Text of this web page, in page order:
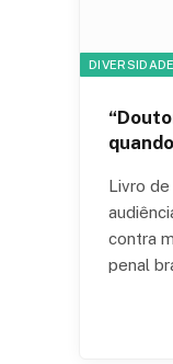
DIVERSIDADE
Livro
contra
penal